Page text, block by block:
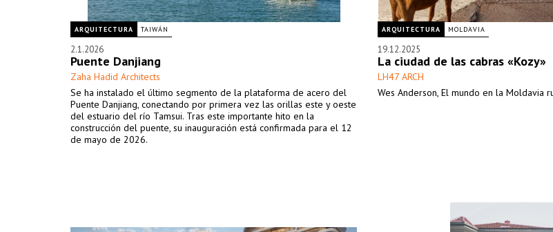
ARQUITECTURA TAIWÁN
2.1.2026
Puente Danjiang
Zaha Hadid Architects
Se ha instalado el último segmento de la plataforma de acero del
Puente Danjiang, conectando por primera vez las orillas este y oeste
del estuario del río Tamsui. Tras este importante hito en la
construcción del puente, su inauguración está confirmada para el 12
de mayo de 2026.
ARQUITECTURA MOLDAVIA
19.12.2025
La ciudad de las cabras «Kozy»
LH47 ARCH
Wes Anderson, El mundo en la Moldavia